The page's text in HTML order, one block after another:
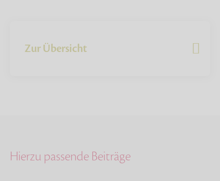
Zur Übersicht
Hierzu passende Beiträge